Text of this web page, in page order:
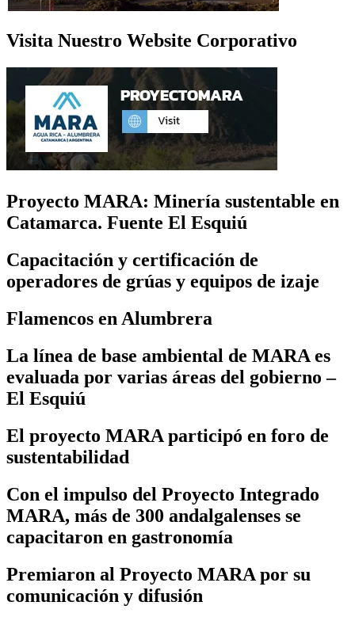
Visita Nuestro Website Corporativo
Proyecto MARA: Minería sustentable en
Catamarca. Fuente El Esquiú
Capacitación y certificación de
operadores de grúas y equipos de izaje
Flamencos en Alumbrera
La línea de base ambiental de MARA es
evaluada por varias áreas del gobierno –
El Esquiú
El proyecto MARA participó en foro de
sustentabilidad
Con el impulso del Proyecto Integrado
MARA, más de 300 andalgalenses se
capacitaron en gastronomía
Premiaron al Proyecto MARA por su
comunicación y difusión